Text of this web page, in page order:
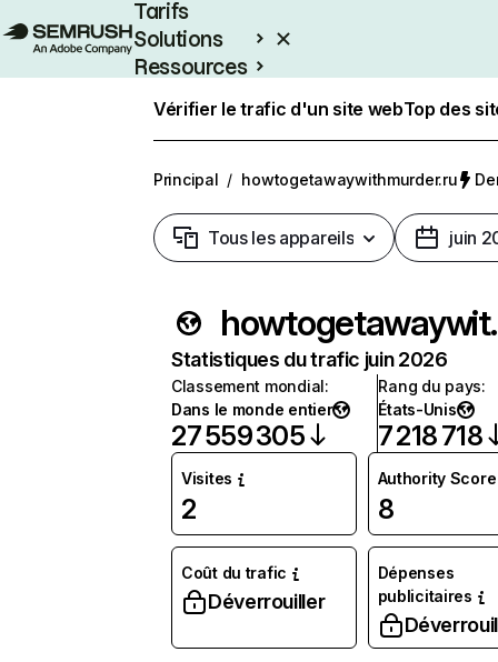
Tarifs
Solutions
Ressources
Vérifier le trafic d'un site webTop des
Principal / howtogetawaywithmurder.ru
Tous les appareils juin
Statistiques du trafic juin 2026
Classement mondial:
Dans le monde entier
27 559 305
Rang du pays:
États-Unis
7 218 718
Visites
2
Authority Score
8
Coût du trafic
Déverrouiller
Dépenses
publicitaires